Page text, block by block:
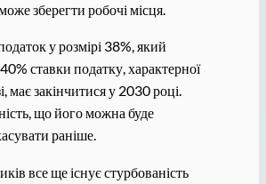
зберегти робочі місця.
у розмірі 38%, який
ставки податку, характерної
має закінчитися у 2030 році.
що його можна буде
раніше.
все ще існує стурбованість